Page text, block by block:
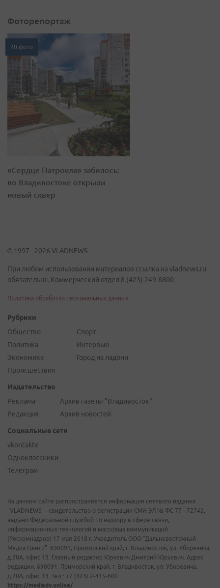
Фоторепортаж
20 фото
«Сердце Патрокла» забилось:
во Владивостоке открыли
новый сквер
© 1997 - 2026 VLADNEWS
При любом использовании материалов ссылка на vladnews.ru
обязательна. Коммерческий отдел 8 (423) 249-8800
Политика обработки персональных данных
Рубрики
Общество
Политика
Экономика
Происшествия
Спорт
Интервью
Город на ладони
Издательство
Реклама
Редакция
Архив газеты "Владивосток"
Архив новостей
Социальные сети
vkontakte
Одноклассники
Телеграм
На данном сайте распространяется информация сетевого издания
"VLADNEWS" - свидетельство о регистрации СМИ ЭЛ № ФС 77 - 72742,
выдано Федеральной службой по надзору в сфере связи,
информационных технологий и массовых коммуникаций
(Роскомнадзор) 17 мая 2018 г. Учредитель ООО "Дальневосточный
Медиа Центр". 690091, Приморский край, г. Владивосток, ул. Уборевича,
д.20А, офис 13. Главный редактор Юркевич Дмитрий Юрьевич. Адрес
редакции: 690091, Приморский край, г. Владивосток, ул. Уборевича,
д.20А, офис 13. Тел.: +7 (423) 2-415-600.
https://mediadv.online/